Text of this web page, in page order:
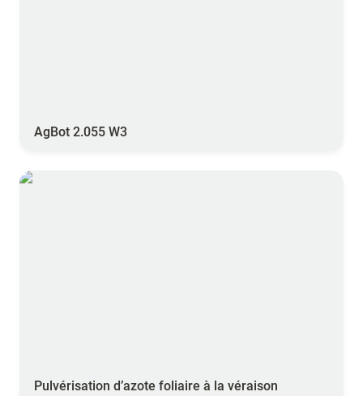
AgBot 2.055 W3
Pulvérisation d’azote foliaire à la véraison
Pulvérisation d’azote foliaire à la véraison